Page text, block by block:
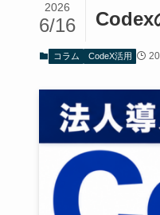
Codex
2026
6/16
コラム CodeX活用